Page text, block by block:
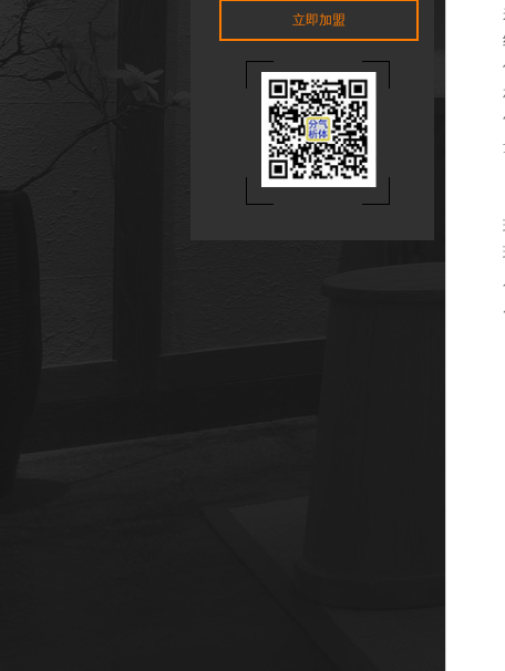
立即加盟